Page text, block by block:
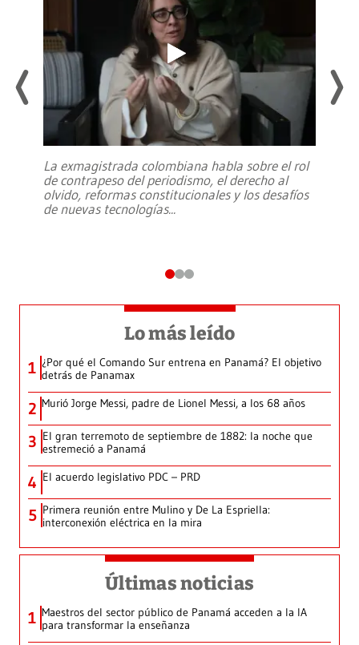
La exmagistrada colombiana habla sobre el rol
de contrapeso del periodismo, el derecho al
olvido, reformas constitucionales y los desafíos
de nuevas tecnologías...
Lo más leído
1 ¿Por qué el Comando Sur entrena en Panamá? El objetivo
detrás de Panamax
2 Murió Jorge Messi, padre de Lionel Messi, a los 68 años
3 El gran terremoto de septiembre de 1882: la noche que
estremeció a Panamá
4 El acuerdo legislativo PDC – PRD
5 Primera reunión entre Mulino y De La Espriella:
interconexión eléctrica en la mira
Últimas noticias
1 Maestros del sector público de Panamá acceden a la IA
para transformar la enseñanza